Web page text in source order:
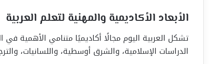
الأبعاد الأكاديمية والمهنية لتعلم العربية
تشكل العربية اليوم مجالًا أكاديميًا متنامي الأهمية
الدراسات الإسلامية، والشرق أوسطية، واللسانيات،